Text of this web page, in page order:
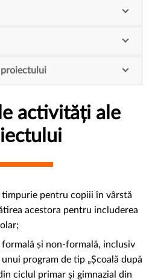
proiectului
activități ale
pentru copiii în vârstă
acestora pentru includerea
și non-formală, inclusiv
program de tip „Școală după
ciclul primar și gimnazial din